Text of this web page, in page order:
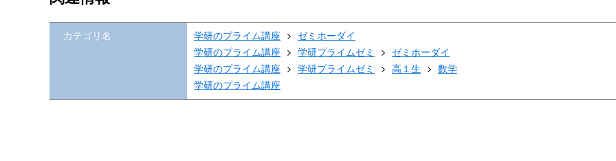
カテゴリ名 学研のプライム講座
ゼミホーダイ
学研のプライム講座
学研プライムゼミ
ゼミホーダイ
学研のプライム講座
学研プライムゼミ 高１生
数学
学研のプライム講座